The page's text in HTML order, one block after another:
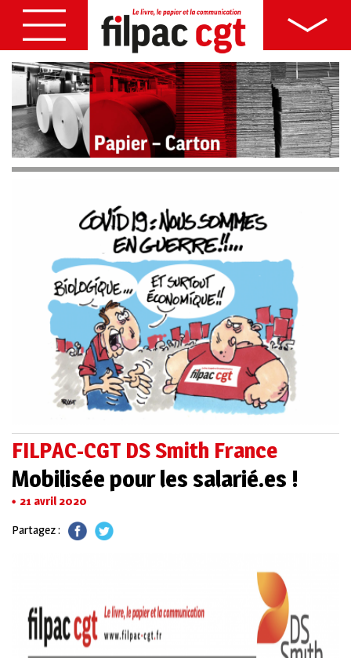
FILPAC-CGT DS Smith France
Mobilisée pour les salarié.es !
21 avril 2020
Partagez :